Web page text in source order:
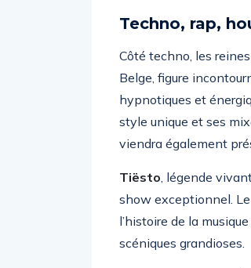
Techno, rap,
Côté techno, les reines
Belge, figure
hypnotiques et
style unique et ses
viendra également
Tiësto, légende
show exceptionnel. Le
l’histoire de la
scéniques grandioses.